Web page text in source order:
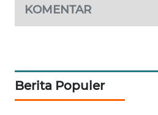
KOMENTAR
Berita Populer
SIDIKALANG
SIBARAGAS
NEWS